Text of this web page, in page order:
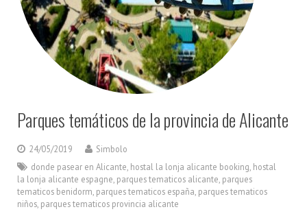
Parques temáticos de la provincia de Alicante
24/05/2019
Simbolo
donde pasear en Alicante hostal la lonja alicante booking hostal
la lonja alicante espagne parques tematicos alicante parques
tematicos benidorm parques tematicos españa parques tematicos
niños parques tematicos provincia alicante